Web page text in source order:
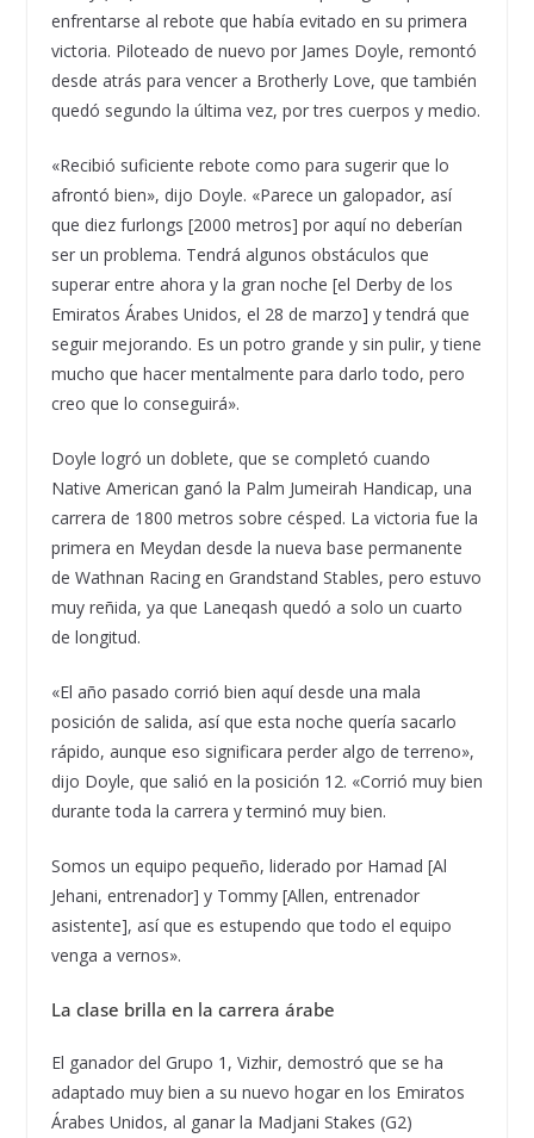
enfrentarse al rebote que había evitado en su primera
victoria. Piloteado de nuevo por James Doyle, remontó
desde atrás para vencer a Brotherly Love, que también
quedó segundo la última vez, por tres cuerpos y medio.
«Recibió suficiente rebote como para sugerir que lo
afrontó bien», dijo Doyle. «Parece un galopador, así
que diez furlongs [2000 metros] por aquí no deberían
ser un problema. Tendrá algunos obstáculos que
superar entre ahora y la gran noche [el Derby de los
Emiratos Árabes Unidos, el 28 de marzo] y tendrá que
seguir mejorando. Es un potro grande y sin pulir, y tiene
mucho que hacer mentalmente para darlo todo, pero
creo que lo conseguirá».
Doyle logró un doblete, que se completó cuando
Native American ganó la Palm Jumeirah Handicap, una
carrera de 1800 metros sobre césped. La victoria fue la
primera en Meydan desde la nueva base permanente
de Wathnan Racing en Grandstand Stables, pero estuvo
muy reñida, ya que Laneqash quedó a solo un cuarto
de longitud.
«El año pasado corrió bien aquí desde una mala
posición de salida, así que esta noche quería sacarlo
rápido, aunque eso significara perder algo de terreno»,
dijo Doyle, que salió en la posición 12. «Corrió muy bien
durante toda la carrera y terminó muy bien.
Somos un equipo pequeño, liderado por Hamad [Al
Jehani, entrenador] y Tommy [Allen, entrenador
asistente], así que es estupendo que todo el equipo
venga a vernos».
La clase brilla en la carrera árabe
El ganador del Grupo 1, Vizhir, demostró que se ha
adaptado muy bien a su nuevo hogar en los Emiratos
Árabes Unidos, al ganar la Madjani Stakes (G2)